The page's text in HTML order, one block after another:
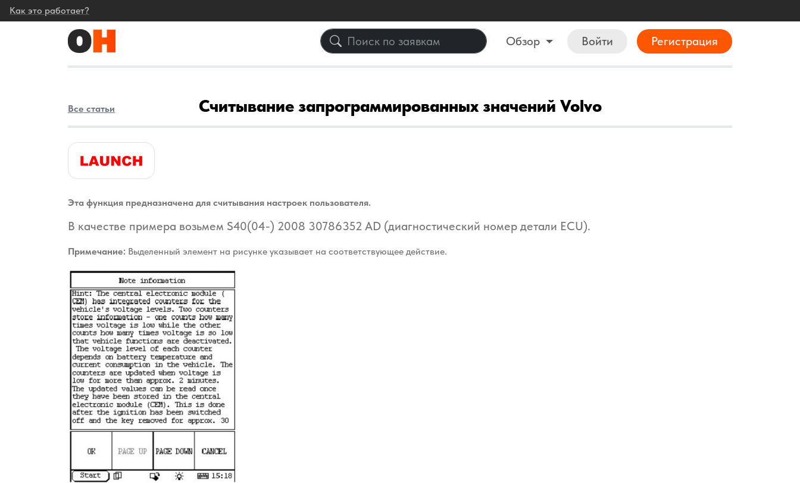
Как это работает?
Обзор Войти Регистрация
Все статьи Считывание запрограммированных значений Volvo
Эта функция предназначена для считывания настроек пользователя.
В качестве примера возьмем S40(04-) 2008 30786352 AD (диагностический номер детали ECU).
Примечание: Выделенный элемент на рисунке указывает на соответствующее действие.